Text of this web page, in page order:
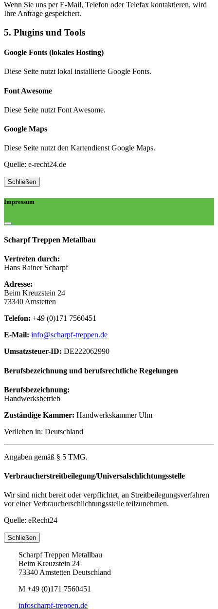
Wenn Sie uns per E-Mail, Telefon oder Telefax kontaktieren, wird
Ihre Anfrage gespeichert.
5. Plugins und Tools
Google Fonts (lokales Hosting)
Diese Seite nutzt lokal installierte Google Fonts.
Font Awesome
Diese Seite nutzt Font Awesome.
Google Maps
Diese Seite nutzt den Kartendienst Google Maps.
Quelle: e-recht24.de
Schließen
Impressum
Scharpf Treppen Metallbau
Vertreten durch:
Hans Rainer Scharpf
Adresse:
Beim Kreuzstein 24
73340 Amstetten
Telefon: +49 (0)171 7560451
E-Mail: info@scharpf-treppen.de
Umsatzsteuer-ID: DE222062990
Berufsbezeichnung und berufsrechtliche Regelungen
Berufsbezeichnung:
Handwerksbetrieb
Zuständige Kammer: Handwerkskammer Ulm
Verliehen in: Deutschland
Angaben gemäß § 5 TMG.
Verbraucherstreitbeilegung/Universalschlichtungsstelle
Wir sind nicht bereit oder verpflichtet, an Streitbeilegungsverfahren
vor einer Verbraucherschlichtungsstelle teilzunehmen.
Quelle: eRecht24
Schließen
Scharpf Treppen Metallbau
Beim Kreuzstein 24
73340 Amstetten Deutschland
M +49 (0)171 7560451
infoscharpf-treppen.de